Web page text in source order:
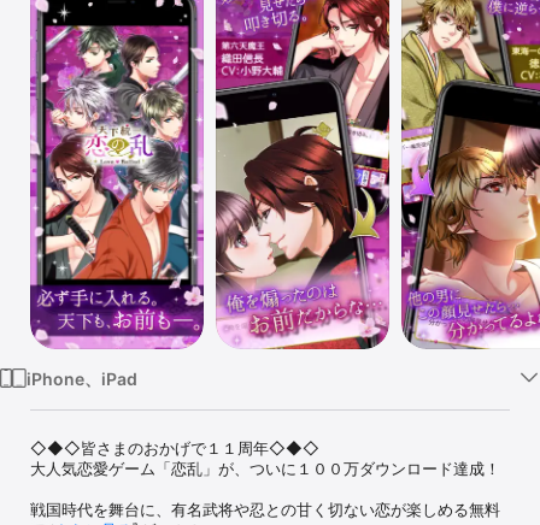
Mac
Vision
Watch
TV
iPhone、iPad
◇◆◇皆さまのおかげで１１周年◇◆◇
大人気恋愛ゲーム「恋乱」が、ついに１００万ダウンロード達成！
戦国時代を舞台に、有名武将や忍との甘く切ない恋が楽しめる無料